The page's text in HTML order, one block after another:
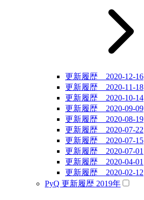
更新履歴 2020-12-16
更新履歴 2020-11-18
更新履歴 2020-10-14
更新履歴 2020-09-09
更新履歴 2020-08-19
更新履歴 2020-07-22
更新履歴 2020-07-15
更新履歴 2020-07-01
更新履歴 2020-04-01
更新履歴 2020-02-12
PyQ 更新履歴 2019年